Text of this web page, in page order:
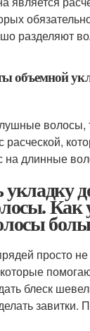
разделяют
объемной
волосы,
расческой,
на длинные
укладку
Как
просто не
блеск
завитки.